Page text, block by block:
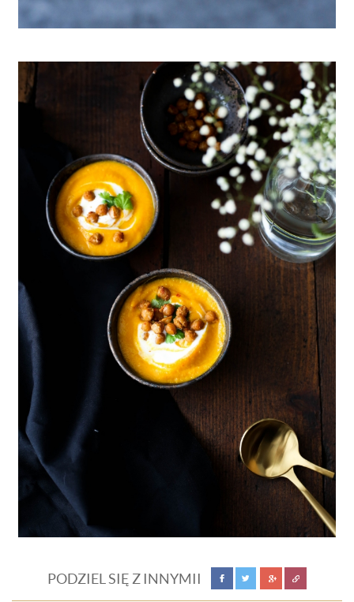
PODZIEL SIĘ Z INNYMII